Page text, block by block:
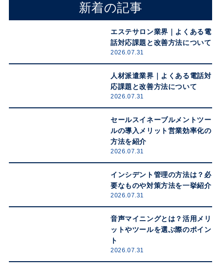
新着の記事
エステサロン業界｜よくある電
話対応課題と改善方法について
2026.07.31
人材派遣業界｜よくある電話対
応課題と改善方法について
2026.07.31
セールスイネーブルメントツー
ルの導入メリット営業効率化の
方法を紹介
2026.07.31
インシデント管理の方法は？必
要なものや対策方法を一挙紹介
2026.07.31
音声マイニングとは？活用メリ
ットやツールを選ぶ際のポイン
ト
2026.07.31